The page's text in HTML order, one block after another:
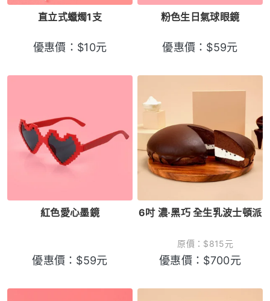
直立式蠟燭1支
優惠價： $10元
粉色生日氣球眼鏡
優惠價： $59元
紅色愛心墨鏡
優惠價： $59元
6吋 濃·黑巧 全生乳波士頓派
原價： $815元
優惠價： $700元